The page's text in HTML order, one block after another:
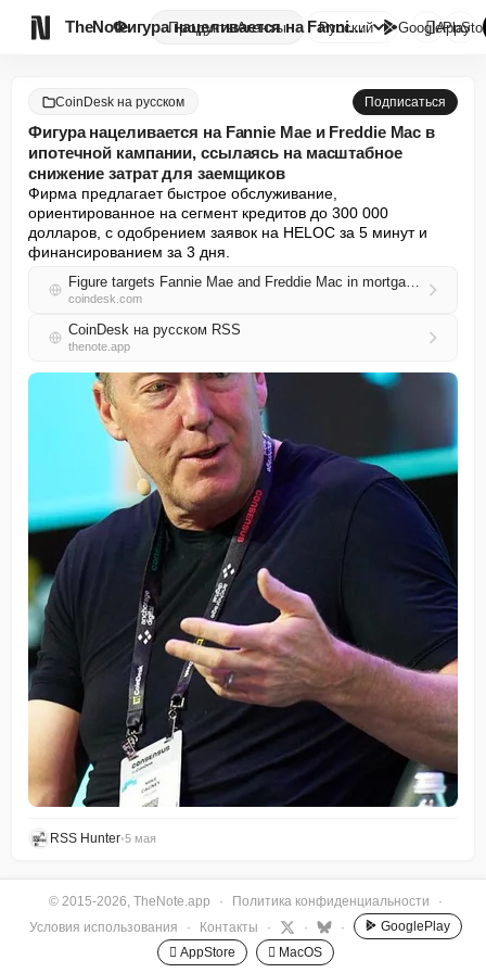
TheNote ПродуктыАгенты Фигура нацеливается на Fannie ...
Русский GooglePlay

CoinDesk на русском Подписаться
Фигура нацеливается на Fannie Mae и Freddie Mac в
ипотечной кампании, ссылаясь на масштабное
снижение затрат для заемщиков
Фирма предлагает быстрое обслуживание,
ориентированное на сегмент кредитов до 300 000
долларов, с одобрением заявок на HELOC за 5 минут и
финансированием за 3 дня.
Figure targets Fannie Mae and Freddie Mac in mortgage push, citing massive cost cuts for borrowers
coindesk.com
CoinDesk на русском RSS
thenote.app
RSS Hunter•5 мая
© 2015-2026, TheNote.app · Политика конфиденциальности
·
Условия использования
· Контакты · · ·
GooglePlay
 AppStore
 MacOS